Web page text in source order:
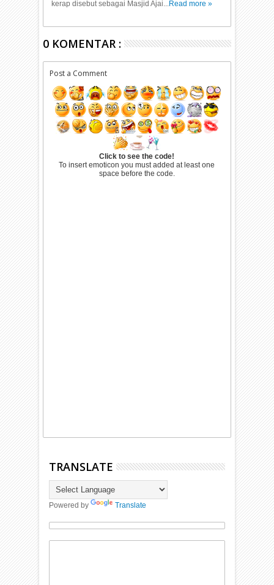
kerap disebut sebagai Masjid Ajai...Read more »
0 KOMENTAR :
Post a Comment
Click to see the code!
To insert emoticon you must added at least one
space before the code.
TRANSLATE
Powered by Translate